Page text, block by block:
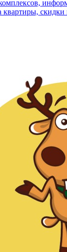
квартиры, скидки